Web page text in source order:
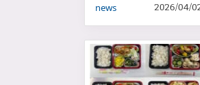
news 2026/04/